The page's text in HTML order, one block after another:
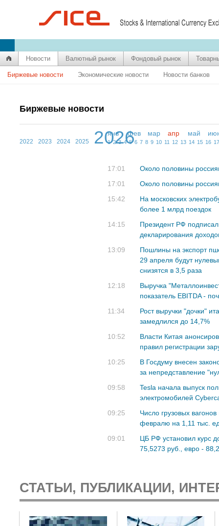
Новости Валютный рынок Фондовый рынок
Биржевые новости Экономические новости Новости банков
Биржевые новости
2022 2023 2024 2025 2026
янв фев мар апр май
1 2 3 4 5 6 7 8 9 10 11 12 13 14 15 16 17
17:01
Около половины
17:01
Около половины
15:42
На московских
более 1 млрд поездок
14:15
Президент РФ
декларирования
13:09
Пошлины на экспорт
29 апреля будут
снизятся в 3,5 раза
12:18
Выручка
показатель EBITDA -
11:34
Рост выручки "дочки"
замедлился до 14,7%
10:52
Власти Китая
правил регистрации
10:25
В Госдуму внесен
за непредставление
09:58
Tesla начала выпуск
электромобилей
09:25
Число грузовых
февралю на 1,11 тыс.
09:01
ЦБ РФ установил курс
75,5273 руб., евро -
СТАТЬИ, ПУБЛИКАЦИИ,